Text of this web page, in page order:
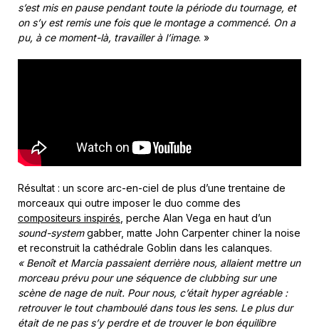
s’est mis en pause pendant toute la période du tournage, et
on s’y est remis une fois que le montage a commencé. On a
pu, à ce moment-là, travailler à l’image. »
Résultat : un score arc-en-ciel de plus d’une trentaine de
morceaux qui outre imposer le duo comme des
compositeurs inspirés , perche Alan Vega en haut d’un
sound-systemgabber, matte John Carpenter chiner la noise
et reconstruit la cathédrale Goblin dans les calanques.
«Benoît et Marcia passaient derrière nous, allaient mettre un
morceau prévu pour une séquence de clubbing sur une
scène de nage de nuit. Pour nous, c’était hyper agréable :
retrouver le tout chamboulé dans tous les sens. Le plus dur
était de ne pas s’y perdre et de trouver le bon équilibre